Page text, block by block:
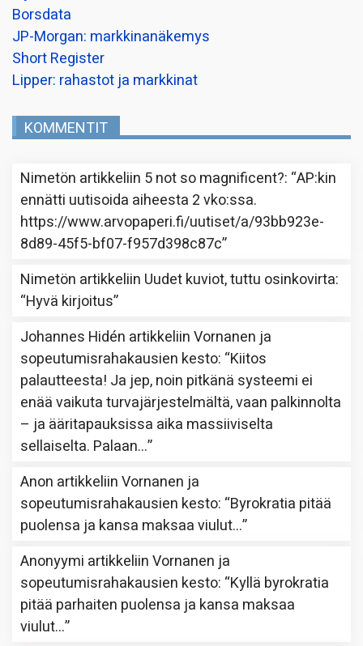
Borsdata
JP-Morgan: markkinanäkemys
Short Register
Lipper: rahastot ja markkinat
KOMMENTIT
Nimetön artikkeliin 5 not so magnificent?: “AP:kin
ennätti uutisoida aiheesta 2 vko:ssa.
https://www.arvopaperi.fi/uutiset/a/93bb923e-
8d89-45f5-bf07-f957d398c87c”
Nimetön artikkeliin Uudet kuviot, tuttu osinkovirta:
“Hyvä kirjoitus”
Johannes Hidén artikkeliinVornanen ja
sopeutumisrahakausien kesto: “Kiitos
palautteesta! Ja jep, noin pitkänä systeemi ei
enää vaikuta turvajärjestelmältä, vaan palkinnolta
– ja ääritapauksissa aika massiiviselta
sellaiselta. Palaan…”
Anon artikkeliinVornanen ja
sopeutumisrahakausien kesto: “Byrokratia pitää
puolensa ja kansa maksaa viulut…”
Anonyymi artikkeliinVornanen ja
sopeutumisrahakausien kesto: “Kyllä byrokratia
pitää parhaiten puolensa ja kansa maksaa
viulut…”